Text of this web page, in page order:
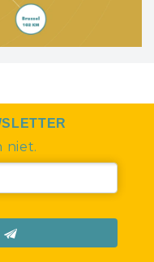
niet.